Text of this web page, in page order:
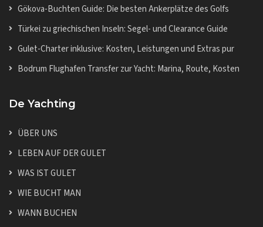
Gökova-Buchten Guide: Die besten Ankerplätze des Golfs
Türkei zu griechischen Inseln: Segel- und Clearance Guide
Gulet-Charter inklusive: Kosten, Leistungen und Extras pur
Bodrum Flughafen Transfer zur Yacht: Marina, Route, Kosten
De Yachting
ÜBER UNS
LEBEN AUF DER GULET
WAS IST GULET
WIE BUCHT MAN
WANN BUCHEN